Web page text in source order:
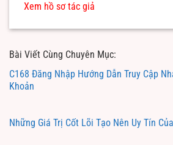
Xem hồ sơ tác giả
Bài Viết Cùng Chuyên Mục:
C168 Đăng Nhập Hướng Dẫn Truy Cập
Khoản
Những Giá Trị Cốt Lõi Tạo Nên Uy Tín